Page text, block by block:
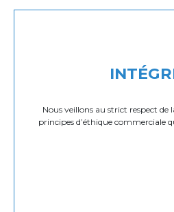
Nous veillons au strict respect de
principes d’éthique commerciale